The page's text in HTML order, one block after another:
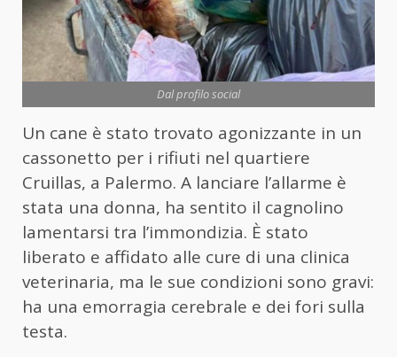
Dal profilo social
Un cane è stato trovato agonizzante in un
cassonetto per i rifiuti nel quartiere
Cruillas, a Palermo. A lanciare l’allarme è
stata una donna, ha sentito il cagnolino
lamentarsi tra l’immondizia. È stato
liberato e affidato alle cure di una clinica
veterinaria, ma le sue condizioni sono gravi:
ha una emorragia cerebrale e dei fori sulla
testa.